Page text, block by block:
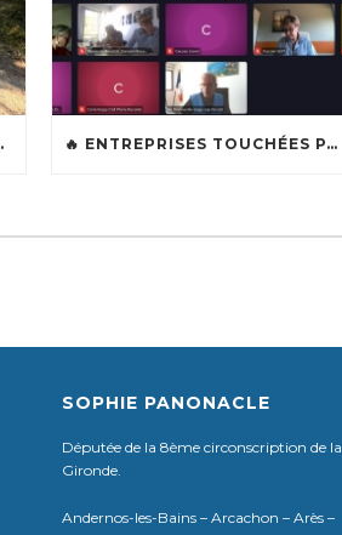
DE LANTON 🔥 ENTREPRISES TOUCHÉES PAR LES INCENDIES : LES DISPOSITIFS D’ACCOMPAGNEMENT MIS EN PLACE AFIN DE SOUTENIR LES ENTREPRISES ET LES TRAVAILLEURS INDÉPENDANTS IMPACTÉS SUR LE BASSIN D’ARCACHON
SOPHIE PANONACLE
Députée de la 8ème circonscription de la
Gironde.
Andernos-les-Bains – Arcachon – Arès –